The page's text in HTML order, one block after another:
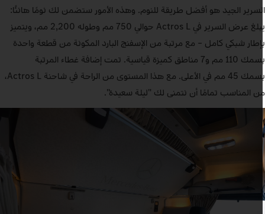
الجيد هو أفضل طريقة للنوم. وهذه الأمور ستضمن لك نومًا هانئًا:
يبلغ عرض السرير في Actros L حوالي 750 مم وطوله 2,200 مم، ويتميز
شبكي كامل – مع مرتبة من الإسفنج البارد المكونة من قطعة واحدة
بسمك 110 مم و7 مناطق كميزة قياسية. تمت إضافة غطاء المرتبة
بسمك 45 مم في الأعلى. مع هذا المستوى من الراحة في شاحنة Actros L،
المناسب تمامًا أن نتمنى لك "ليلة سعيدة".